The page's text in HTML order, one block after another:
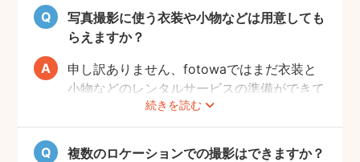
写真撮影に使う衣装や小物などは用意しても
らえますか？
続きを読む
申し訳ありません、fotowaではまだ衣装と
小物などのレンタルサービスの準備ができて
おりませんので、お客様ご自身にご用意をお
願いしております。
複数のロケーションでの撮影はできますか？